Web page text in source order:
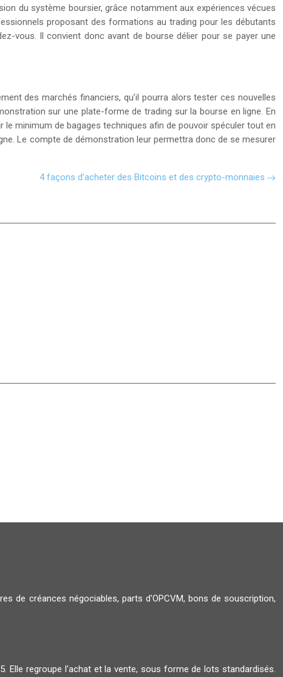
du système boursier, grâce notamment aux expériences vécues
proposant des formations au trading pour les débutants
vous. Il convient donc avant de bourse délier pour se payer une
des marchés financiers, qu’il pourra alors tester ces nouvelles
sur une plate-forme de trading sur la bourse en ligne. En
minimum de bagages techniques afin de pouvoir spéculer tout en
Le compte de démonstration leur permettra donc de se mesurer
4 façons d’acheter des Bitcoins et des crypto-monnaies
de créances négociables, parts d'OPCVM, bons de souscription,
Elle regroupe l'achat et la vente, sous forme de lots standardisés.